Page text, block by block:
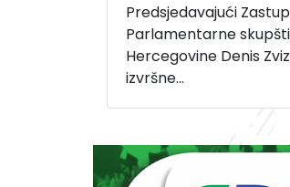
Predsjedavajući
Parlamentarne
Hercegovine Denis
izvršne...